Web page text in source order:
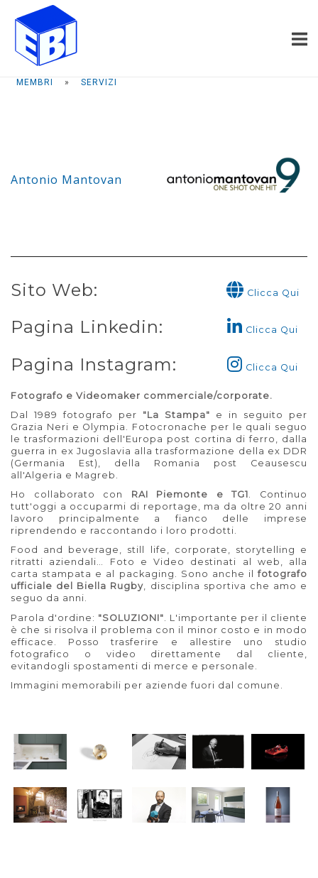
Passa
contenuto
Home
MEMBRI » SERVIZI
Antonio Mantovan
Sito Web: Clicca Qui
Pagina Linkedin: Clicca Qui
Pagina Instagram: Clicca Qui
Fotografo e Videomaker commerciale/corporate.
Dal 1989 fotografo per "La Stampa" e in seguito per
Grazia Neri e Olympia. Fotocronache per le quali seguo
le trasformazioni dell'Europa post cortina di ferro, dalla
guerra in ex Jugoslavia alla trasformazione della ex DDR
(Germania Est), della Romania post Ceausescu
all'Algeria e Magreb.
Ho collaborato con RAI Piemonte e TG1. Continuo
tutt'oggi a occuparmi di reportage, ma da oltre 20 anni
lavoro principalmente a fianco delle imprese
riprendendo e raccontando i loro prodotti.
Food and beverage, still life, corporate, storytelling e
ritratti aziendali… Foto e Video destinati al web, alla
carta stampata e al packaging. Sono anche il fotografo
ufficiale del Biella Rugby, disciplina sportiva che amo e
seguo da anni.
Parola d'ordine: "SOLUZIONI" . L'importante per il cliente
è che si risolva il problema con il minor costo e in modo
efficace. Posso trasferire e allestire uno studio
fotografico o video direttamente dal cliente,
evitandogli spostamenti di merce e personale.
Immagini memorabili per aziende fuori dal comune.